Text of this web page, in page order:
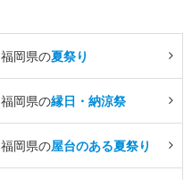
福岡県の夏祭り
福岡県の縁日・納涼祭
福岡県の屋台のある夏祭り